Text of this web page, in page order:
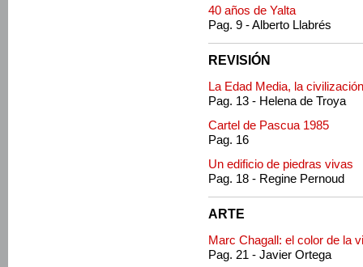
40 años de Yalta
Pag. 9 - Alberto Llabrés
REVISIÓN
La Edad Media, la civilización
Pag. 13 - Helena de Troya
Cartel de Pascua 1985
Pag. 16
Un edificio de piedras vivas
Pag. 18 - Regine Pernoud
ARTE
Marc Chagall: el color de la
Pag. 21 - Javier Ortega